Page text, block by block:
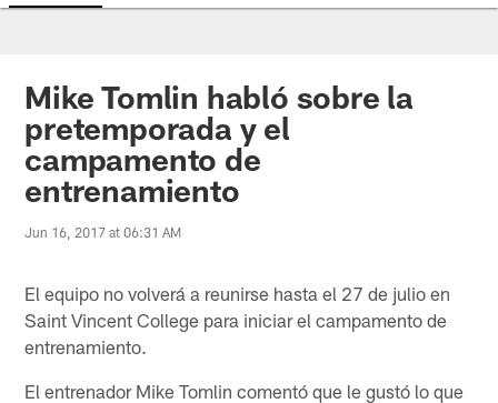
Mike Tomlin habló sobre la
pretemporada y el
campamento de
entrenamiento
Jun 16, 2017 at 06:31 AM
El equipo no volverá a reunirse hasta el 27 de julio en
Saint Vincent College para iniciar el campamento de
entrenamiento.
El entrenador Mike Tomlin comentó que le gustó lo que